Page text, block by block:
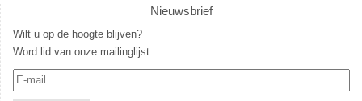
Nieuwsbrief
Wilt u op de hoogte blijven?
Word lid van onze mailinglijst: